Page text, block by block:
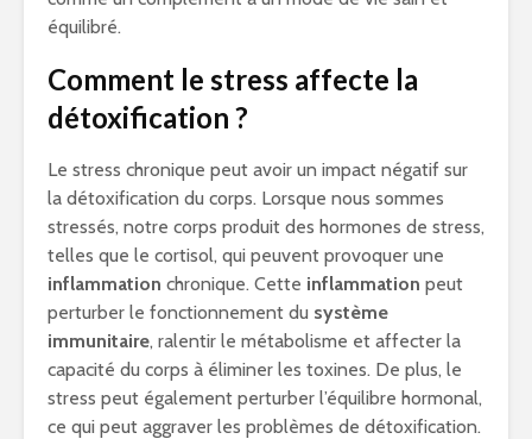
équilibré.
Comment le stress affecte la
détoxification ?
Le stress chronique peut avoir un impact négatif sur
la détoxification du corps. Lorsque nous sommes
stressés, notre corps produit des hormones de stress,
telles que le cortisol, qui peuvent provoquer une
inflammation chronique. Cette inflammation peut
perturber le fonctionnement du système
immunitaire, ralentir le métabolisme et affecter la
capacité du corps à éliminer les toxines. De plus, le
stress peut également perturber l’équilibre hormonal,
ce qui peut aggraver les problèmes de détoxification.